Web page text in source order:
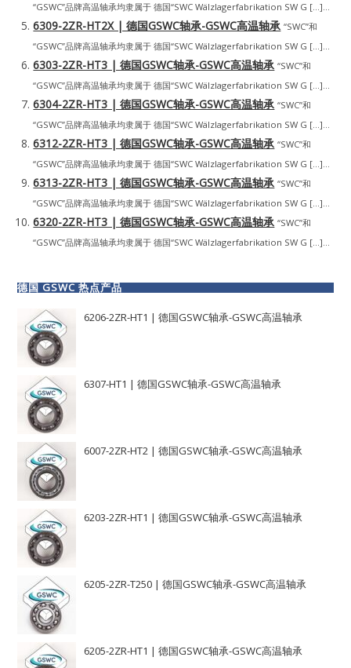
“GSWC”品牌高温轴承均隶属于 德国“SWC Wälzlagerfabrikation SW G […]...
6309-2ZR-HT2X | 德国GSWC轴承-GSWC高温轴承 “SWC”和
“GSWC”品牌高温轴承均隶属于 德国“SWC Wälzlagerfabrikation SW G […]...
6303-2ZR-HT3 | 德国GSWC轴承-GSWC高温轴承 “SWC”和
“GSWC”品牌高温轴承均隶属于 德国“SWC Wälzlagerfabrikation SW G […]...
6304-2ZR-HT3 | 德国GSWC轴承-GSWC高温轴承 “SWC”和
“GSWC”品牌高温轴承均隶属于 德国“SWC Wälzlagerfabrikation SW G […]...
6312-2ZR-HT3 | 德国GSWC轴承-GSWC高温轴承 “SWC”和
“GSWC”品牌高温轴承均隶属于 德国“SWC Wälzlagerfabrikation SW G […]...
6313-2ZR-HT3 | 德国GSWC轴承-GSWC高温轴承 “SWC”和
“GSWC”品牌高温轴承均隶属于 德国“SWC Wälzlagerfabrikation SW G […]...
6320-2ZR-HT3 | 德国GSWC轴承-GSWC高温轴承 “SWC”和
“GSWC”品牌高温轴承均隶属于 德国“SWC Wälzlagerfabrikation SW G […]...
德国 GSWC 热点产品
6206-2ZR-HT1 | 德国GSWC轴承-GSWC高温轴承
6307-HT1 | 德国GSWC轴承-GSWC高温轴承
6007-2ZR-HT2 | 德国GSWC轴承-GSWC高温轴承
6203-2ZR-HT1 | 德国GSWC轴承-GSWC高温轴承
6205-2ZR-T250 | 德国GSWC轴承-GSWC高温轴承
6205-2ZR-HT1 | 德国GSWC轴承-GSWC高温轴承